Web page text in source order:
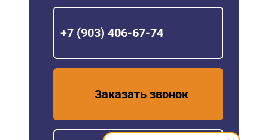
+7 (903) 406-67-74
Заказать звонок